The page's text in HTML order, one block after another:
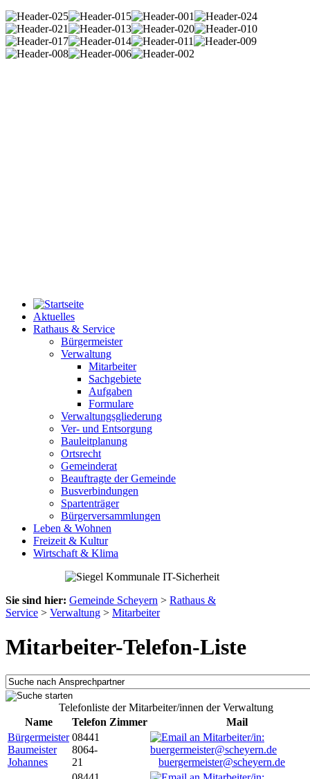
Aktuelles
Rathaus & Service
Bürgermeister
Verwaltung
Mitarbeiter
Sachgebiete
Aufgaben
Formulare
Verwaltungsgliederung
Ver- und Entsorgung
Bauleitplanung
Ortsrecht
Gemeinderat
Beauftragte der Gemeinde
Busverbindungen
Spartenträger
Bürgerversammlungen
Leben & Wohnen
Freizeit & Kultur
Wirtschaft & Klima
Sie sind hier: Gemeinde Scheyern > Rathaus &
Service > Verwaltung > Mitarbeiter
Mitarbeiter-Telefon-Liste
Telefonliste der Mitarbeiter/innen der Verwaltung
Name
Telefon Zimmer
Mail
Bürgermeister
Baumeister
Johannes
08441
8064-
21
buergermeister@scheyern.de